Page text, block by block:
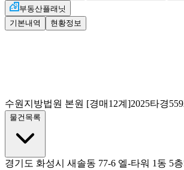
부동산플래닛
기본내역
현황정보
수원지방법원 본원 [경매12계]2025타경
물건목록
경기도 화성시 새솔동 77-6 엘-타워 1동 5층